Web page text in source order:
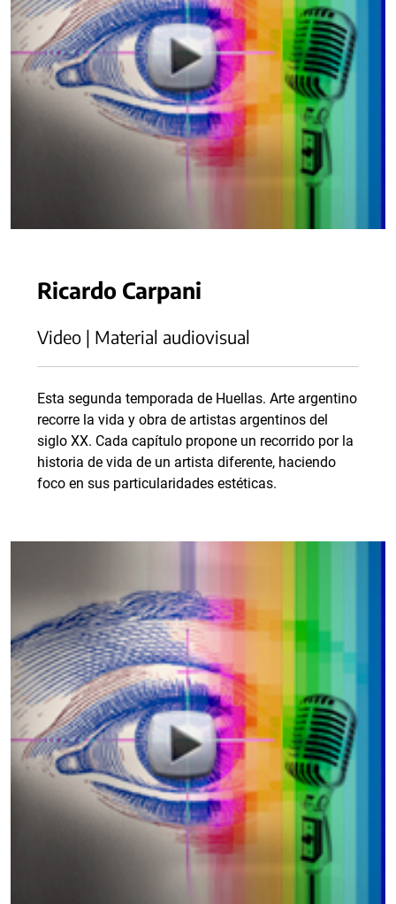
Ricardo Carpani
Video | Material audiovisual
Esta segunda temporada de Huellas. Arte argentino
recorre la vida y obra de artistas argentinos del
siglo XX. Cada capítulo propone un recorrido por la
historia de vida de un artista diferente, haciendo
foco en sus particularidades estéticas.